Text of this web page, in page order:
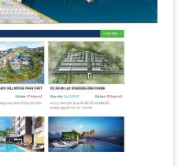
bất động sản
mẫu websitehiện nay
WordPress, nổi bật với sự
dễ tùy chỉnh và hiển thị tốt
Design). Nhữngmẫu web
hút nhờ phong cách hiện